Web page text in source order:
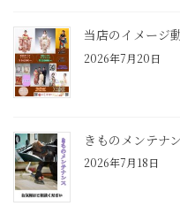
当店のイメージ
2026年7月20日
きものメンテナ
2026年7月18日